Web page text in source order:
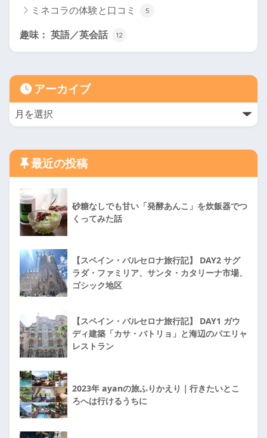
ミネコラの体験と口コミ 5
趣味： 英語／英会話 12
アーカイブ
最近の投稿
砂糖なしでも甘い「発酵あんこ」を炊飯器でつ
くってみた話
【スペイン・バルセロナ旅行記】 DAY2 サグ
ラダ・ファミリア、サンタ・カタリーナ市場、
ゴシック地区
【スペイン・バルセロナ旅行記】 DAY1 ガウ
ディ建築「カサ・バトリョ」と海辺のパエリャ
レストラン
2023年 ayanの旅ふりかえり｜行きたいとこ
ろへは行けるうちに